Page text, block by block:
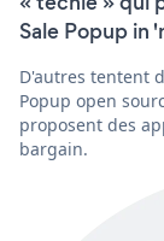
Sale Popup in
D'autres tentent
Popup open
proposent des
bargain.